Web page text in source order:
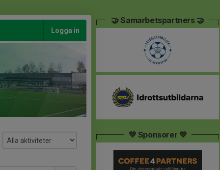
Logga in
🤝 Samarbetspartners 🤝
💚 Sponsorer 💚